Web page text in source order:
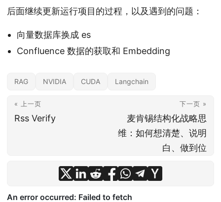
后面继续更新运行项目的过程，以及遇到的问题：
向量数据库换成 es
Confluence 数据的获取和 Embedding
RAG NVIDIA CUDA Langchain
« 上一页
Rss Verify
下一页 »
麦肯锡结构化战略思
维：如何想清楚、说明
白、做到位